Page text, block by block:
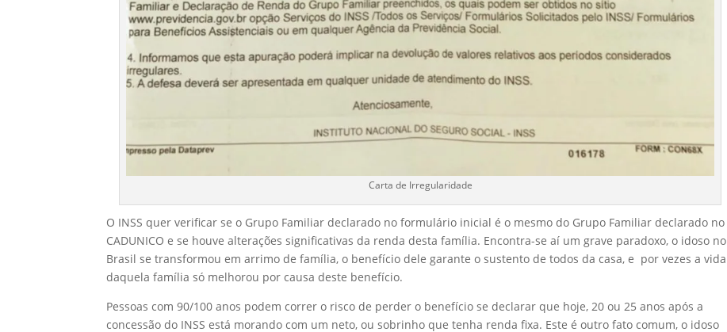
Carta de Irregularidade
O INSS quer verificar se o Grupo Familiar declarado no formulário inicial é o mesmo do Grupo Familiar declarado no
CADUNICO e se houve alterações significativas da renda desta família. Encontra-se aí um grave paradoxo, o idoso no
Brasil se transformou em arrimo de família, o benefício dele garante o sustento de todos da casa, e por vezes a vida
daquela família só melhorou por causa deste benefício.
Pessoas com 90/100 anos podem correr o risco de perder o benefício se declarar que hoje, 20 ou 25 anos após a
concessão do INSS está morando com um neto, ou sobrinho que tenha renda fixa. Este é outro fato comum, o idoso